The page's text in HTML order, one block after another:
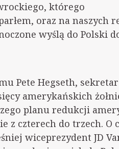
którego
oraz na naszych
wyślą do Polski
Pete Hegseth,
amerykańskich
planu redukcji
z czterech do trzech. O
wiceprezydent JD